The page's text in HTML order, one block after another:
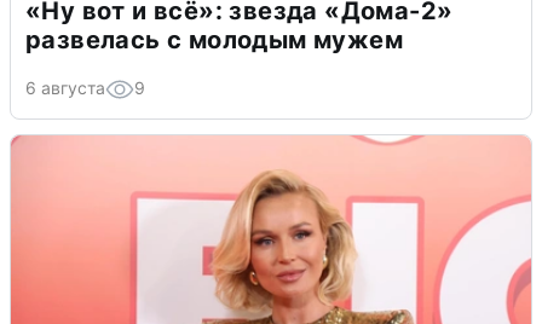
«Ну вот и всё»: звезда «Дома-2»
развелась с молодым мужем
6 августа 9